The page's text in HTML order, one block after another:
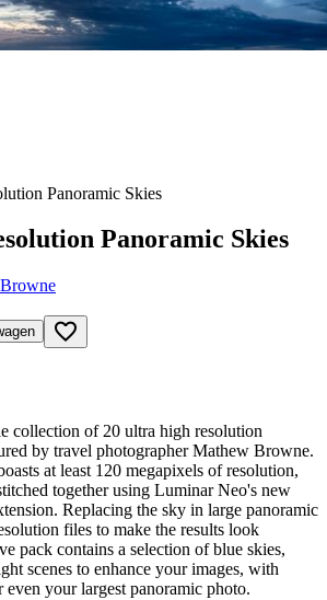
Panoramic Skies
Panoramic Skies
favorite_border
collection of 20 ultra high resolution
by travel photographer Mathew Browne.
at least 120 megapixels of resolution,
together using Luminar Neo's new
Replacing the sky in large panoramic
files to make the results look
pack contains a selection of blue skies,
scenes to enhance your images, with
your largest panoramic photo.